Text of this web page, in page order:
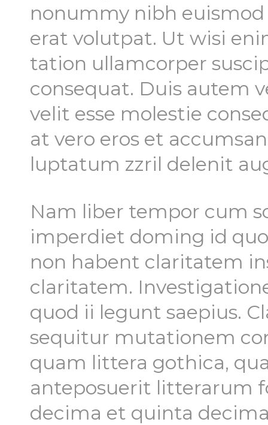
nonummy nibh
erat volutpat. Ut wisi
tation ullamcorper
consequat. Duis autem
velit esse molestie
at vero eros et
luptatum zzril delenit
Nam liber tempor cum
imperdiet doming id
non habent claritatem
claritatem.
quod ii legunt saepius.
sequitur mutationem
quam littera gothica,
anteposuerit litterarum
decima et quinta